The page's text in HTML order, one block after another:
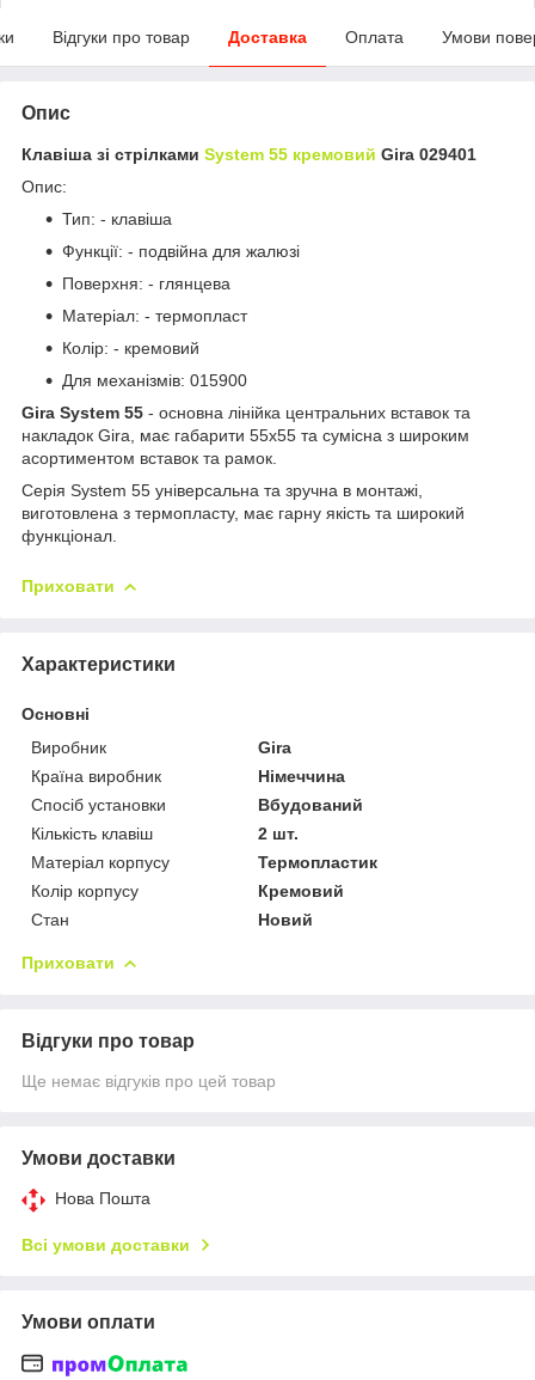
Відгуки про товар Доставка Оплата Умови
Опис
Клавіша зі стрілками System 55 кремовий Gira 029401
Опис:
Тип: - клавіша
Функції: - подвійна для жалюзі
Поверхня: - глянцева
Матеріал: - термопласт
Колір: - кремовий
Для механізмів: 015900
Gira System 55 - основна лінійка центральних вставок та
накладок Gira, має габарити 55х55 та сумісна з широким
асортиментом вставок та рамок.
Серія System 55 універсальна та зручна в монтажі,
виготовлена з термопласту, має гарну якість та широкий
функціонал.
Приховати
Характеристики
Основні
Виробник
Gira
Країна виробник
Німеччина
Спосіб установки
Вбудований
Кількість клавіш
2 шт.
Матеріал корпусу
Термопластик
Колір корпусу
Кремовий
Стан
Новий
Приховати
Відгуки про товар
Ще немає відгуків про цей товар
Умови доставки
Нова Пошта
Всі умови доставки
Умови оплати